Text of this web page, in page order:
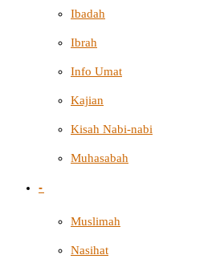
Ibadah
Ibrah
Info Umat
Kajian
Kisah Nabi-nabi
Muhasabah
-
Muslimah
Nasihat